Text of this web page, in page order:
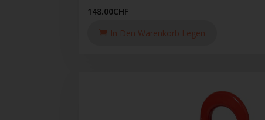
148.00CHF
In Den Warenkorb Legen